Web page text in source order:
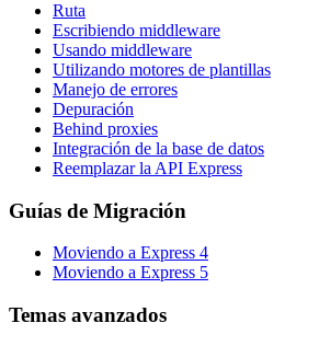
Ruta
Escribiendo middleware
Usando middleware
Utilizando motores de plantillas
Manejo de errores
Depuración
Behind proxies
Integración de la base de datos
Reemplazar la API Express
Guías de Migración
Moviendo a Express 4
Moviendo a Express 5
Temas avanzados